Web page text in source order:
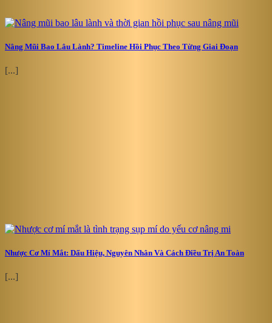
Nâng Mũi Bao Lâu Lành? Timeline Hồi Phục Theo Từng Giai Đoạn
[...]
Nhược Cơ Mí Mắt: Dấu Hiệu, Nguyên Nhân Và Cách Điều Trị An Toàn
[...]